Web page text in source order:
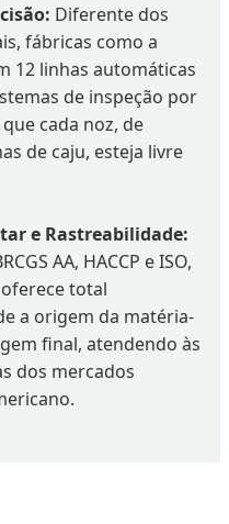
Diferente dos
fábricas como a
12 linhas automáticas
de inspeção por
cada noz, de
de caju, esteja livre
e Rastreabilidade:
AA, HACCP e ISO,
total
a origem da matéria-
final, atendendo às
dos mercados